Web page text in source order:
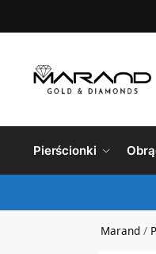
Pierścionki
Marand /